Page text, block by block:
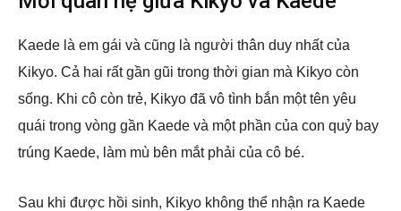
Kaede là em gái và cũng là người thân duy nhất của
Kikyo. Cả hai rất gần gũi trong thời gian mà Kikyo còn
sống. Khi cô còn trẻ, Kikyo đã vô tình bắn một tên yêu
quái trong vòng gần Kaede và một phần của con quỷ bay
trúng Kaede, làm mù bên mắt phải của cô bé.
Sau khi được hồi sinh, Kikyo không thể nhận ra Kaede